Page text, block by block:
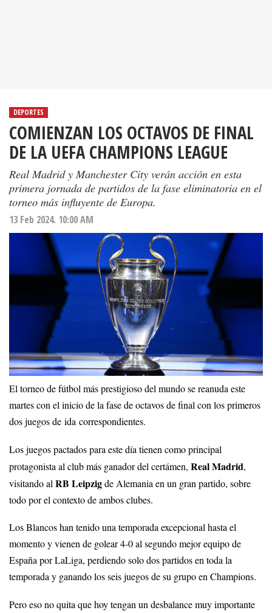
DEPORTES
COMIENZAN LOS OCTAVOS DE FINAL
DE LA UEFA CHAMPIONS LEAGUE
Real Madrid y Manchester City verán acción en esta
primera jornada de partidos de la fase eliminatoria en el
torneo más influyente de Europa.
13 Feb 2024. 10:00 AM
El torneo de fútbol más prestigioso del mundo se reanuda este
martes con el inicio de la fase de octavos de final con los primeros
dos juegos de ida correspondientes.
Los juegos pactados para este día tienen como principal
protagonista al club más ganador del certámen, Real Madrid,
visitando alRB Leipzigde Alemania en un gran partido, sobre
todo por el contexto de ambos clubes.
Los Blancos han tenido una temporada excepcional hasta el
momento y vienen de golear 4-0 al segundo mejor equipo de
España por LaLiga, perdiendo solo dos partidos en toda la
temporada y ganando los seis juegos de su grupo en Champions.
Pero eso no quita que hoy tengan un desbalance muy importante